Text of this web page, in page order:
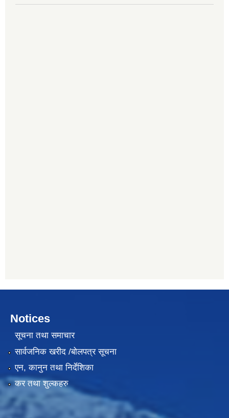
Notices
सूचना तथा समाचार
सार्वजनिक खरीद /बोलपत्र सूचना
एन, कानुन तथा निर्देशिका
कर तथा शुल्कहरु